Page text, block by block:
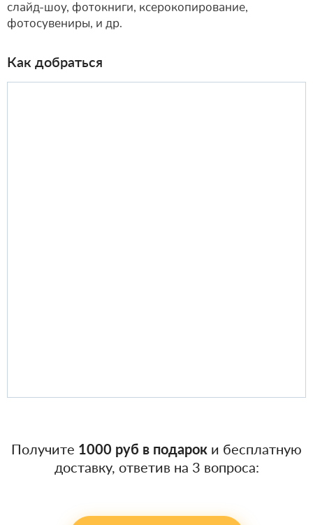
слайд-шоу, фотокниги, ксерокопирование,
фотосувениры, и др.
Как добраться
Получите 1000 руб в подарок и бесплатную
доставку, ответив на 3 вопроса: